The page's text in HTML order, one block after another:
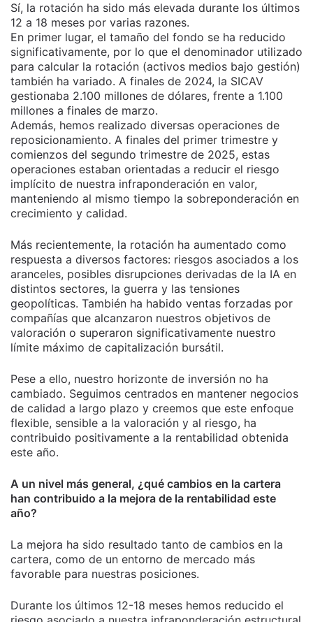
Sí, la rotación ha sido más elevada durante los últimos
12 a 18 meses por varias razones.
En primer lugar, el tamaño del fondo se ha reducido
significativamente, por lo que el denominador utilizado
para calcular la rotación (activos medios bajo gestión)
también ha variado. A finales de 2024, la SICAV
gestionaba 2.100 millones de dólares, frente a 1.100
millones a finales de marzo.
Además, hemos realizado diversas operaciones de
reposicionamiento. A finales del primer trimestre y
comienzos del segundo trimestre de 2025, estas
operaciones estaban orientadas a reducir el riesgo
implícito de nuestra infraponderación en valor,
manteniendo al mismo tiempo la sobreponderación en
crecimiento y calidad.
Más recientemente, la rotación ha aumentado como
respuesta a diversos factores: riesgos asociados a los
aranceles, posibles disrupciones derivadas de la IA en
distintos sectores, la guerra y las tensiones
geopolíticas. También ha habido ventas forzadas por
compañías que alcanzaron nuestros objetivos de
valoración o superaron significativamente nuestro
límite máximo de capitalización bursátil.
Pese a ello, nuestro horizonte de inversión no ha
cambiado. Seguimos centrados en mantener negocios
de calidad a largo plazo y creemos que este enfoque
flexible, sensible a la valoración y al riesgo, ha
contribuido positivamente a la rentabilidad obtenida
este año.
A un nivel más general, ¿qué cambios en la cartera
han contribuido a la mejora de la rentabilidad este
año?
La mejora ha sido resultado tanto de cambios en la
cartera, como de un entorno de mercado más
favorable para nuestras posiciones.
Durante los últimos 12-18 meses hemos reducido el